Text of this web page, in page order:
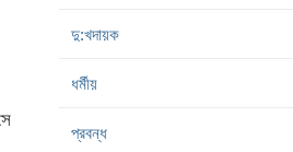
দু:খদায়ক
ধর্মীয়
প্রবন্ধ